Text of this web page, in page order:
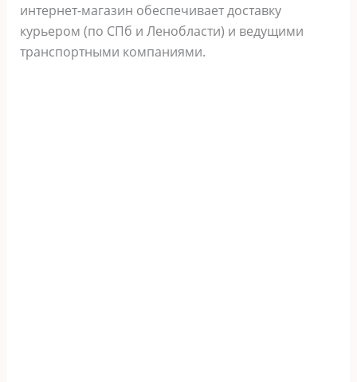
интернет-магазин обеспечивает доставку
курьером (по СПб и Ленобласти) и ведущими
транспортными компаниями.